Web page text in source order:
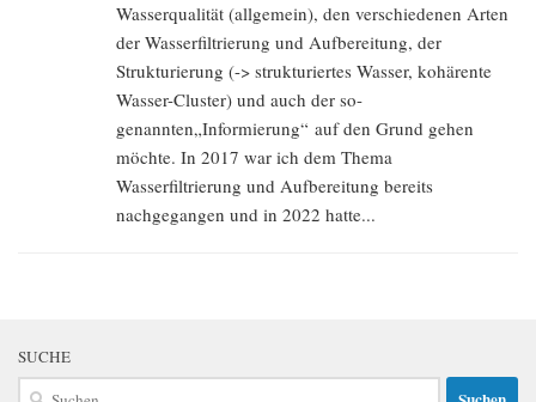
Wasserqualität (allgemein), den verschiedenen Arten
der Wasserfiltrierung und Aufbereitung, der
Strukturierung (-> strukturiertes Wasser, kohärente
Wasser-Cluster) und auch der so-
genannten„Informierung“ auf den Grund gehen
möchte. In 2017 war ich dem Thema
Wasserfiltrierung und Aufbereitung bereits
nachgegangen und in 2022 hatte...
SUCHE
Suchen